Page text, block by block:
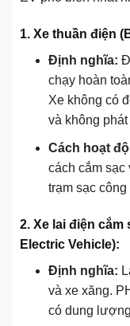
1. Xe thuần điện
Định nghĩa:
chạy hoàn
Xe không có
và không
Cách hoạt
cách cắm sạc
trạm sạc công
2. Xe lai điện cắm
Electric Vehicle):
Định nghĩa:
và xe xăng.
có dung